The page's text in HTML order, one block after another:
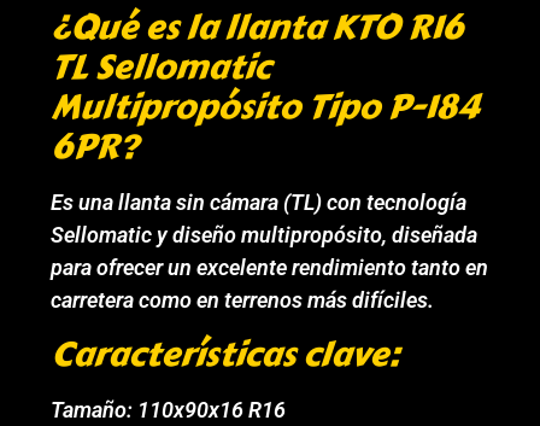
¿Qué es la llanta KTO R16
TL Sellomatic
Multipropósito Tipo P-184
6PR?
Es una llanta sin cámara (TL) con tecnología
Sellomatic y diseño multipropósito, diseñada
para ofrecer un excelente rendimiento tanto en
carretera como en terrenos más difíciles.
Características clave:
Tamaño: 110x90x16 R16